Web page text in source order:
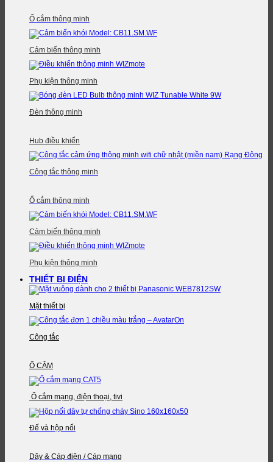
Ổ cắm thông minh
Cảm biến thông minh
Phụ kiện thông minh
Đèn thông minh
Hub điều khiển
Công tắc thông minh
Ổ cắm thông minh
Cảm biến thông minh
Phụ kiện thông minh
THIẾT BỊ ĐIỆN
Mặt thiết bị
Công tắc
Ổ CẮM
Ổ cắm mạng, điện thoại, tivi
Đế và hộp nối
Dây & Cáp điện / Cáp mạng